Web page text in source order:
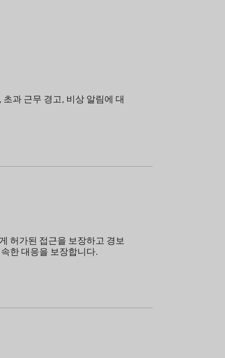
과 근무 경고, 비상 알림에 대
허가된 접근을 보장하고 경보
한 대응을 보장합니다.